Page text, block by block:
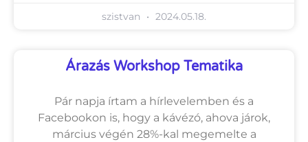
szistvan 2024.05.18.
Árazás Workshop Tematika
Pár napja írtam a hírlevelemben és a
Facebookon is, hogy a kávézó, ahova járok,
március végén 28%-kal megemelte a